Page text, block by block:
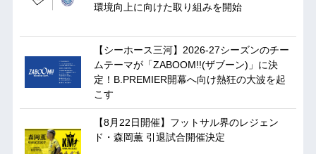
環境向上に向けた取り組みを開始
【シーホース三河】2026-27シーズンのチー
ムテーマが「ZABOOM!!(ザブーン)」に決
定！B.PREMIER開幕へ向け熱狂の大波を起
こす
【8月22日開催】フットサル界のレジェン
ド・森岡薫 引退試合開催決定